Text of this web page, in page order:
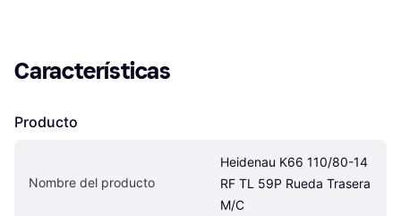
Características
Producto
Nombre del producto
Heidenau K66 110/80-14
RF TL 59P Rueda Trasera
M/C